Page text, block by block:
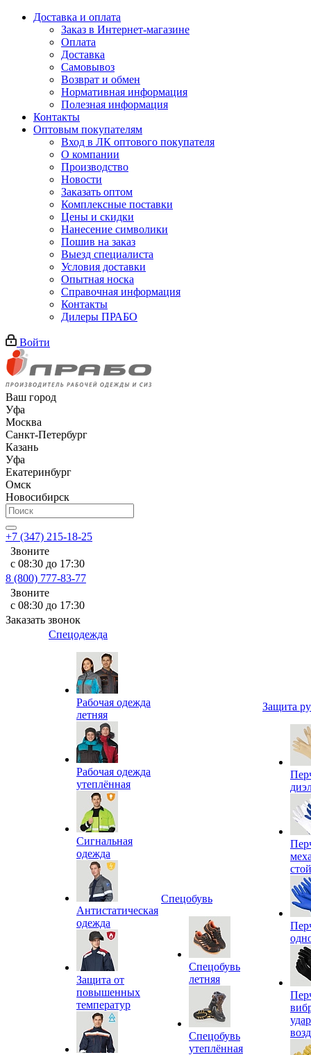
Доставка и оплата
Заказ в Интернет-магазине
Оплата
Доставка
Самовывоз
Возврат и обмен
Нормативная информация
Полезная информация
Контакты
Оптовым покупателям
Вход в ЛК оптового покупателя
О компании
Производство
Новости
Заказать оптом
Комплексные поставки
Цены и скидки
Нанесение символики
Пошив на заказ
Выезд специалиста
Условия доставки
Опытная носка
Справочная информация
Контакты
Дилеры ПРАБО
Войти
Ваш город
Уфа
Москва
Санкт-Петербург
Казань
Уфа
Екатеринбург
Омск
Новосибирск
+7 (347) 215-18-25
Звоните
с 08:30 до 17:30
8 (800) 777-83-77
Звоните
с 08:30 до 17:30
Заказать звонок
Спецодежда
Рабочая одежда
летняя
Рабочая одежда
утеплённая
Сигнальная
одежда
Антистатическая
одежда
Защита от
повышенных
температур
Спецобувь
Спецобувь
летняя
Спецобувь
утеплённая
Защита